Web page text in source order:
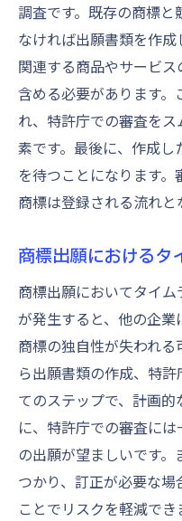
調査です。既存の商標
なければ出願書類を作成
関連する商品やサービ
含める必要があります
れ、特許庁での審査を
素です。最後に、作成
を待つことになります
商標は登録される流れと
商標出願におけるタ
商標出願においてタイ
が発生すると、他の企業
商標の独自性が失われ
ら出願書類の作成、特
てのステップで、計画
に、特許庁での審査に
の出願が望ましいです
つかり、訂正が必要な
ことでリスクを軽減で